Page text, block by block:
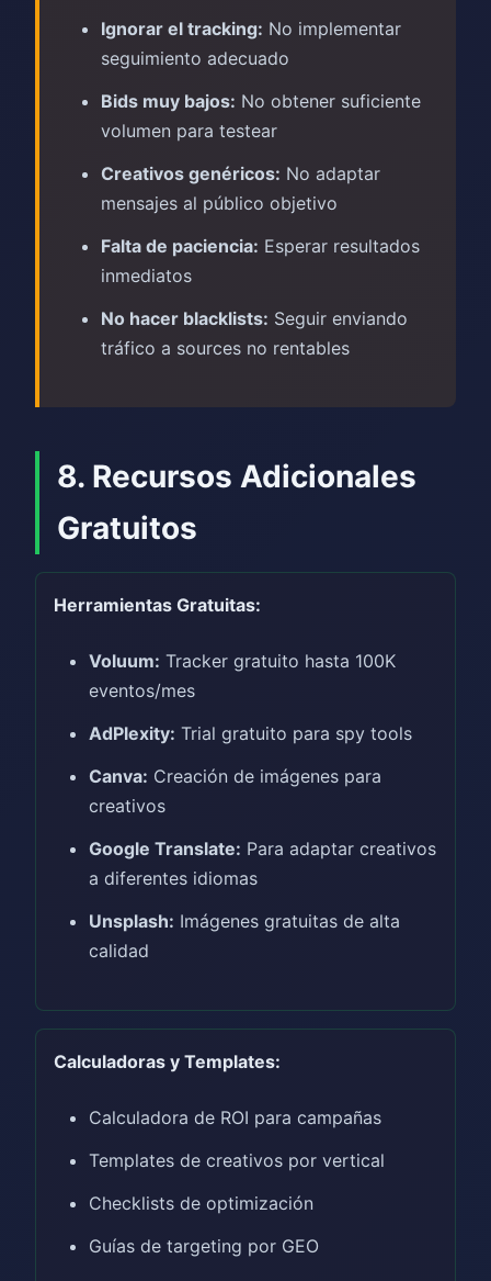
Ignorar el tracking: No implementar
seguimiento adecuado
Bids muy bajos: No obtener suficiente
volumen para testear
Creativos genéricos: No adaptar
mensajes al público objetivo
Falta de paciencia: Esperar resultados
inmediatos
No hacer blacklists: Seguir enviando
tráfico a sources no rentables
8. Recursos Adicionales
Gratuitos
Herramientas Gratuitas:
Voluum: Tracker gratuito hasta 100K
eventos/mes
AdPlexity: Trial gratuito para spy tools
Canva: Creación de imágenes para
creativos
Google Translate: Para adaptar creativos
a diferentes idiomas
Unsplash: Imágenes gratuitas de alta
calidad
Calculadoras y Templates:
Calculadora de ROI para campañas
Templates de creativos por vertical
Checklists de optimización
Guías de targeting por GEO